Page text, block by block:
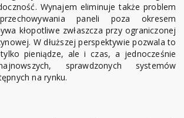
Wynajem eliminuje także problem
paneli poza okresem
kłopotliwe zwłaszcza przy ograniczonej
W dłuższej perspektywie pozwala to
pieniądze, ale i czas, a jednocześnie
sprawdzonych systemów
na rynku.